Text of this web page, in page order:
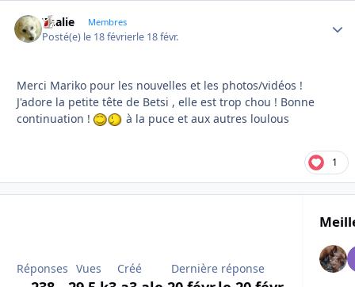
Thalie Membres
Posté(e) le 18 févrierle 18 févr.
Merci Mariko pour les nouvelles et les photos/vidéos !
J'adore la petite tête de Betsi , elle est trop chou ! Bonne
continuation !
à la puce et aux autres loulous
1
Réponses Vues Créé Dernière réponse